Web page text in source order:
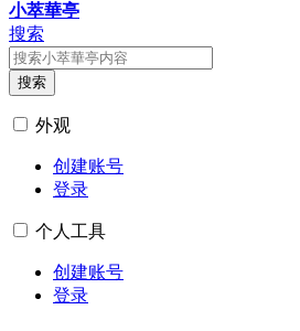
小萃華亭
搜索
搜索
外观
创建账号
登录
个人工具
创建账号
登录